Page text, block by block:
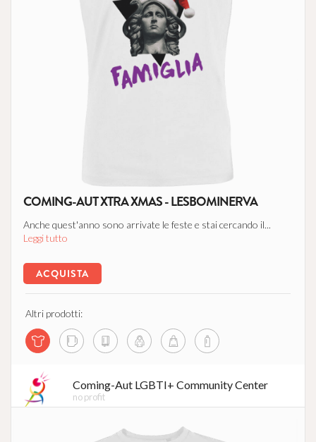
COMING-AUT XTRA XMAS - LESBOMINERVA
Anche quest'anno sono arrivate le feste e stai cercando il...
Leggi tutto
ACQUISTA
Altri prodotti:
Coming-Aut LGBTI+ Community Center
no profit